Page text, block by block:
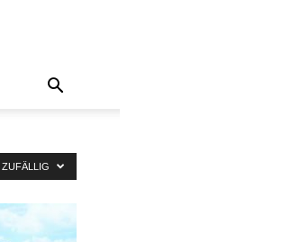
ZUFÄLLIG